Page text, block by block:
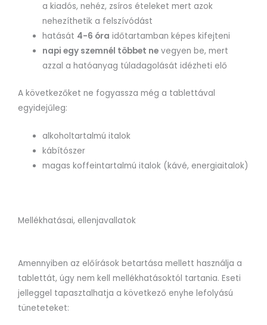
a kiadós, nehéz, zsíros ételeket mert azok
nehezíthetik a felszívódást
hatását 4-6 óra időtartamban képes kifejteni
napi egy szemnél többet ne vegyen be, mert
azzal a hatóanyag túladagolását idézheti elő
A következőket ne fogyassza még a tablettával
egyidejűleg:
alkoholtartalmú italok
kábítószer
magas koffeintartalmú italok (kávé, energiaitalok)
Mellékhatásai, ellenjavallatok
Amennyiben az előírások betartása mellett használja a
tablettát, úgy nem kell mellékhatásoktól tartania. Eseti
jelleggel tapasztalhatja a következő enyhe lefolyású
tüneteteket: